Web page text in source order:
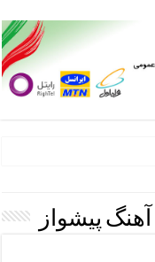
آهنگ پیشواز